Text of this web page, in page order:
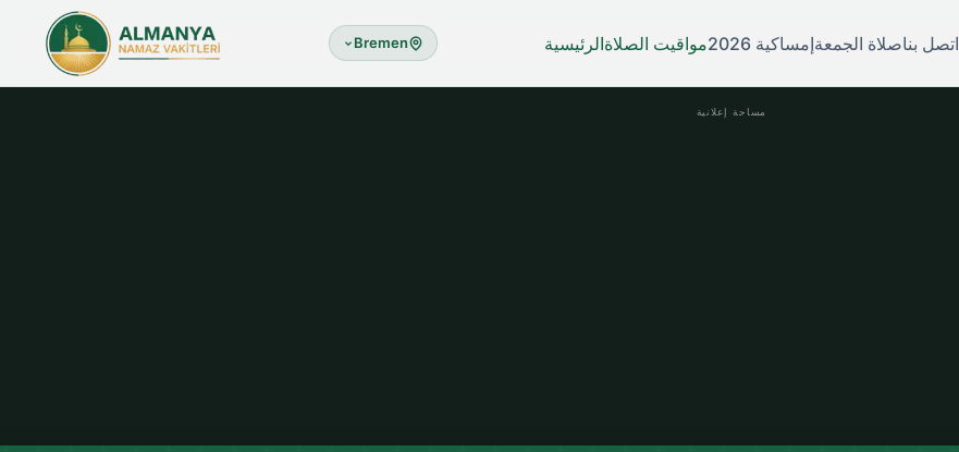
Bremen الرئيسيةمواقيت الصلاة إمساكية 2026صلاة الجمعةاتصل بنا
مساحة إعلانية